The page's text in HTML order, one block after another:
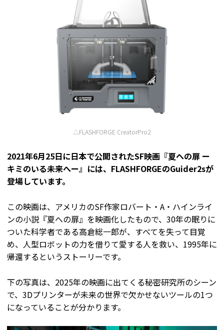
△FLASHFORGE CreatorPro2
2021年6月25日に日本で公開されたSF映画『夏への扉 ー
キミのいる未来へー』には、FLASHFORGEのGuider2sが
登場しています。
この映画は、アメリカのSF作家ロバート・A・ハインライ
ンの小説『夏への扉』を映画化したもので、30年の眠りに
ついた科学者である高倉総一郎が、すべてを失って目覚
め、人型ロボットの力を借りて愛する人を救い、1995年に
帰還するというストーリーです。
下の写真は、2025年の映画に出てくる秘密研究所のシーン
で、3Dプリンターが未来の世界で欠かせないツールの1つ
になっていることが分かります。